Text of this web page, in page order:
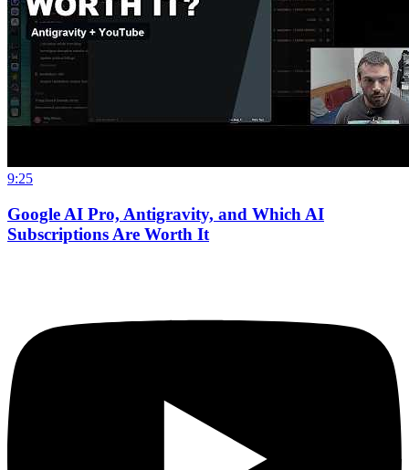
9:25
Google AI Pro, Antigravity, and Which AI
Subscriptions Are Worth It